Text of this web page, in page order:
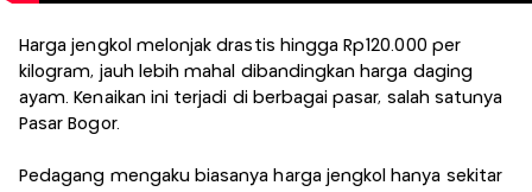
Harga jengkol melonjak drastis hingga Rp120.000 per
kilogram, jauh lebih mahal dibandingkan harga daging
ayam. Kenaikan ini terjadi di berbagai pasar, salah satunya
Pasar Bogor.
Pedagang mengaku biasanya harga jengkol hanya sekitar